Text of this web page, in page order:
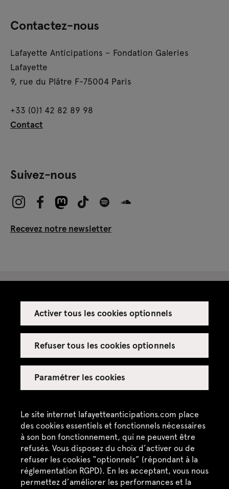
Le site internet lafayetteanticipations.com place
des cookies essentiels et fonctionnels nécessaires
à son bon fonctionnement, qui ne peuvent être
refusés. Vous disposez du choix d’activer ou de
refuser les cookies “optionnels” (répondant à la
réglementation RGPD). En les acceptant, vous nous
permettez d’améliorer les performances et la
Activer tous les cookies optionnels
Refuser tous les cookies optionnels
Paramétrer les cookies
Contactez-nous
Lafayette Anticipations – Fondation Galeries
Lafayette
9, rue du Plâtre F-75004 Paris
+33 (0)1 42 82 89 98
Contact
Suivez-nous
Recevez notre newsletter
Espace presse
Espace enseignant·es
Espace privatisations
Crédits
Mentions légales
Politique de confidentialité
CGU / CGV
Plan du site